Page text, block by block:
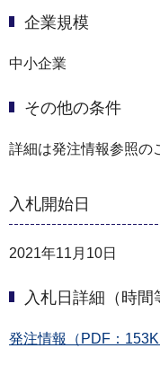
企業規模
中小企業
その他の条件
詳細は発注情報参照の
入札開始日
2021年11月10日
入札日詳細（時間
発注情報（PDF：